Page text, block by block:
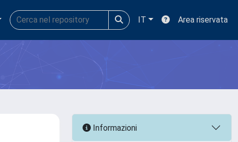
IT Area riservata
Informazioni